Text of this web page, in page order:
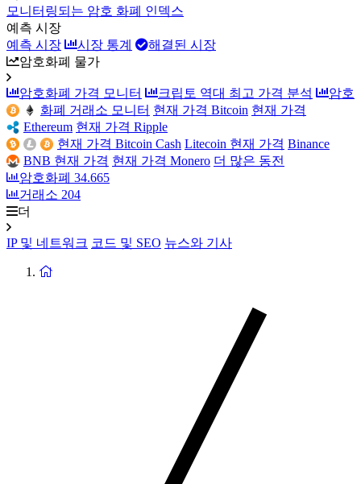
모니터링되는 암호 화폐 인덱스
예측 시장
예측 시장
시장 통계
해결된 시장
암호화폐 물가
암호화폐 가격 모니터 크립토 역대 최고 가격 분석
암호
화폐 거래소 모니터 현재 가격 Bitcoin 현재 가격
Ethereum 현재 가격 Ripple
현재 가격 Bitcoin Cash Litecoin 현재 가격 Binance
BNB 현재 가격 현재 가격 Monero 더 많은 동전
암호화폐 34.665
거래소 204
더
IP 및 네트워크 코드 및 SEO 뉴스와 기사